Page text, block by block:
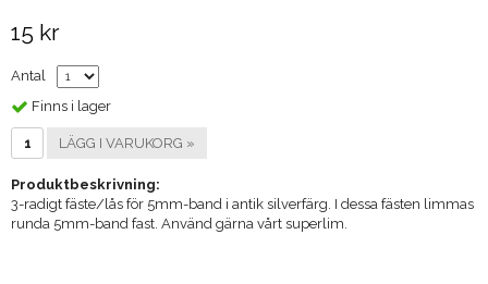
15 kr
Antal
Finns i lager
LÄGG I VARUKORG »
Produktbeskrivning:
3-radigt fäste/lås för 5mm-band i antik silverfärg. I dessa fästen limmas
runda 5mm-band fast. Använd gärna vårt superlim.